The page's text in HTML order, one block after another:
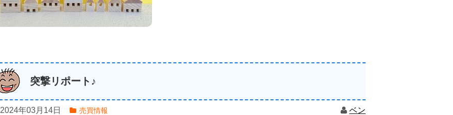
突撃リポート♪
2024年03月14日 売買情報 ベン